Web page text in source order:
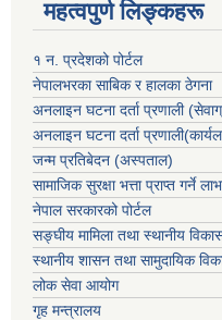
महत्वपुर्ण लिङ्कहरू
१ न. प्रदेशको पोर्टल
नेपालभरका साबिक र हालका ठेगना
अनलाइन घटना दर्ता प्रणाली
अनलाइन घटना दर्ता
जन्म प्रतिबेदन (अस्पताल)
सामाजिक सुरक्षा भत्ता प्राप्त गर्ने
नेपाल सरकारको पोर्टल
सङ्घीय मामिला तथा स्थानीय
स्थानीय शासन तथा सामुदायिक
लोक सेवा आयोग
गृह मन्त्रालय